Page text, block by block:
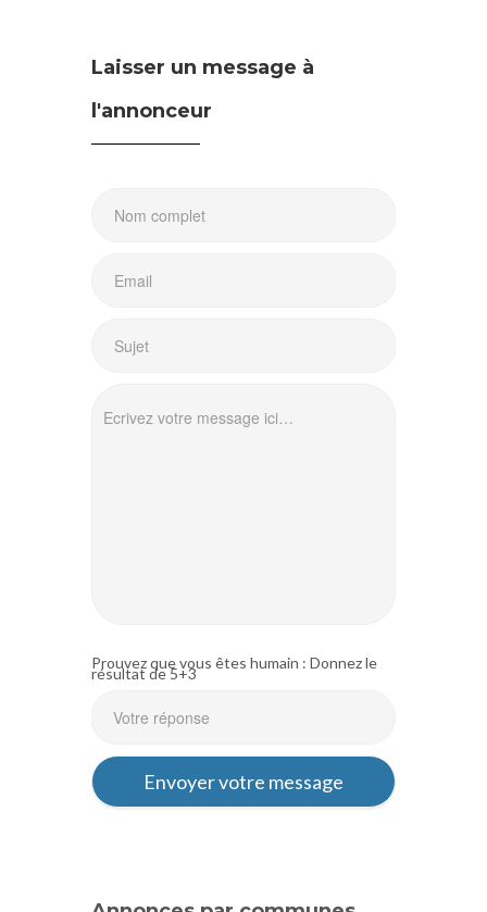
Laisser un message à
l'annonceur
Prouvez que vous êtes humain : Donnez le
résultat de 5+3